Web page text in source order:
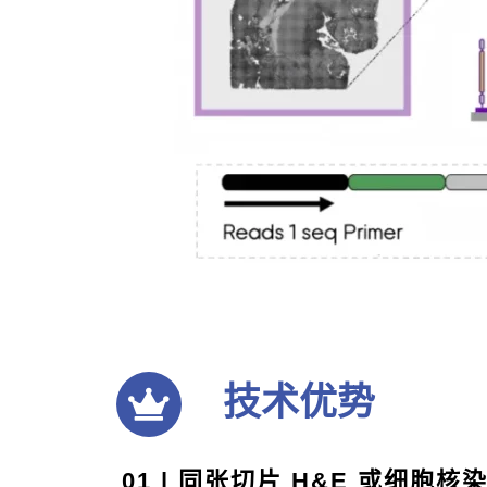
技术优势
01 | 同张切片 H&E 或细胞核